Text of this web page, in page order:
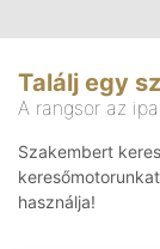
Találj egy
A rangsor az
Szakembert
használja!